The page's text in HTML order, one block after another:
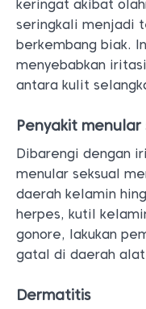
keringat akibat
seringkali menjadi
berkembang biak.
menyebabkan
antara kulit
Penyakit menular
Dibarengi dengan
menular seksual
daerah kelamin
herpes, kutil
gonore, lakukan
gatal di daerah
Dermatitis